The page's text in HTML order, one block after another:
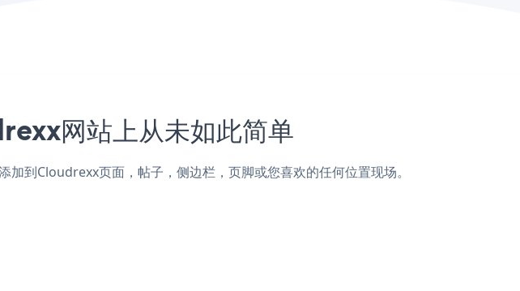
网站上从未如此简单
到Cloudrexx页面，帖子，侧边栏，页脚或您喜欢的任何位置现场。